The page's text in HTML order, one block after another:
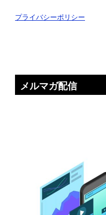
プライバシーポリシー
メルマガ配信